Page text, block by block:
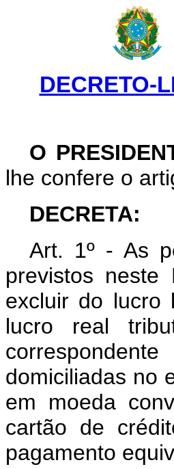
DECRETO-
O
lhe confere o
DECRETA:
Art. 1º - As
previstos
excluir do lucro
lucro real
domiciliadas no
em moeda
cartão de
pagamento